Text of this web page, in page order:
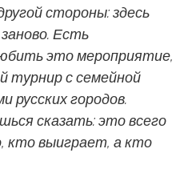
стороны: здесь
Есть
это мероприятие,
турнир с семейной
русских городов.
сказать: это всего
кто выиграет, а кто